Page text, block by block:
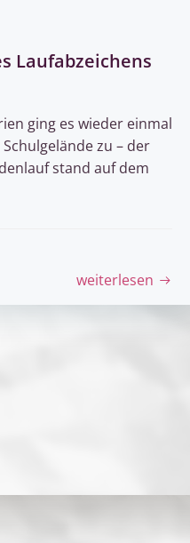
Laufabzeichens
ging es wieder einmal
zu – der
stand auf dem
weiterlesen